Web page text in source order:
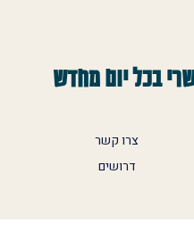
בכל יום מחדש
צרו קשר
דרושים